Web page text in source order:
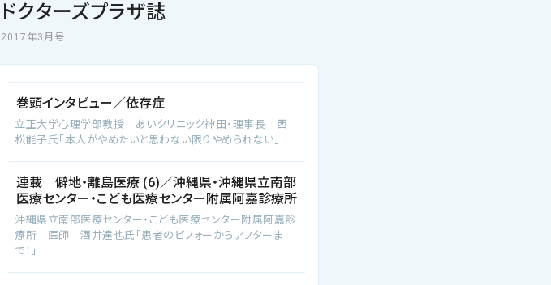
ドクターズプラザ誌
2017年3月号
巻頭インタビュー／依存症
立正大学心理学部教授 あいクリニック神田・理事長 西
松能子氏「本人がやめたいと思わない限りやめられない」
連載 僻地・離島医療 (6)／沖縄県・沖縄県立南部
医療センター・こども医療センター附属阿嘉診療所
沖縄県立南部医療センター・こども医療センター附属阿嘉診
療所 医師 酒井達也氏「患者のビフォーからアフターま
で！」